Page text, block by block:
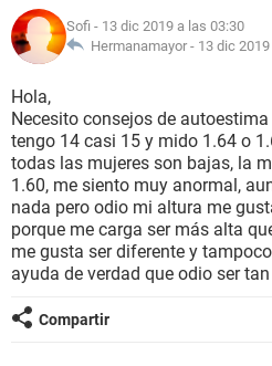
NUTRICIÓN
BIENESTAR
SEXUALIDAD
GLOSARIO
Sofi - 13 dic 2019 a las 03:30
Hermanamayor - 13 dic
Hola,
Necesito consejos de
tengo 14 casi 15 y mido 1.64 o
todas las mujeres son bajas, la
1.60, me siento muy anormal,
nada pero odio mi altura me
porque me carga ser más alta
me gusta ser diferente y
ayuda de verdad que odio ser
Compartir